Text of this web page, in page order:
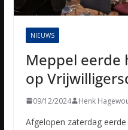
NIEUWS
Meppel eerde
op
09/12/2024 Henk
Afgelopen zaterdag